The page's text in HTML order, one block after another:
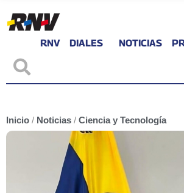
RNV DIALES NOTICIAS
Inicio / Noticias / Ciencia y Tecnología